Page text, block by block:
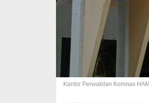
Kantor Perwakilan Komnas